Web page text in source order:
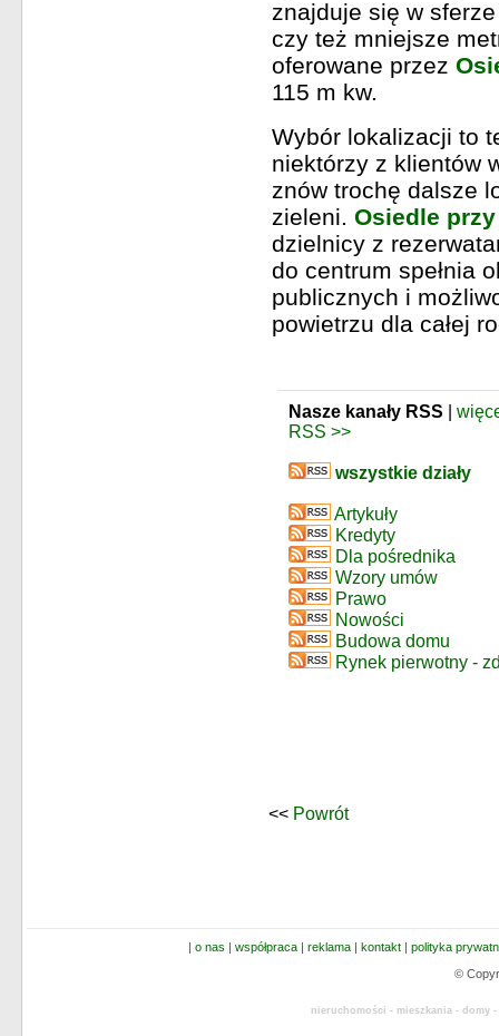
znajduje się w
czy też mniejsze
oferowane przez
115 m kw.
Wybór lokalizacji to
niektórzy z klientów
znów trochę dalsze
zieleni. Osiedle
dzielnicy z
do centrum spełnia
publicznych i
powietrzu dla całej
Nasze kanały RSS
RSS >>
wszystkie działy
Artykuły
Kredyty
Dla pośrednika
Wzory umów
Prawo
Nowości
Budowa domu
Rynek pierwotny -
<< Powrót
| o nas | współpraca| reklama| kontakt| polityka
©
nieruchomości - mieszkania - domy